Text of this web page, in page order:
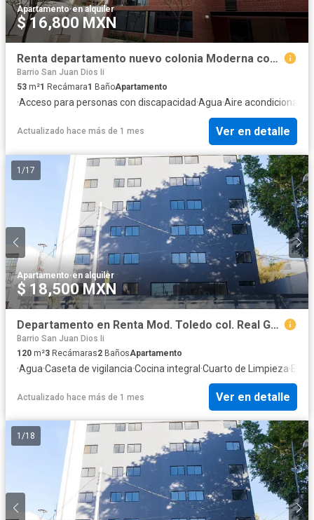
Apartamento·en alquiler
$ 16,800 MXN
Renta departamento nuevo colonia Moderna con Balcón y 2 Cocheras
Barrio San Juan Dios Ii
53 m²1 Recámara1 BañoApartamento
·Acceso para personas con discapacidad·Agua·Aire acondicionado
Actualizado hace más de 1 mes Ver en detalle
1 /17
Apartamento·en alquiler
$ 18,500 MXN
Departamento en Renta Mod. Toledo col. Real Guadalajara
Barrio San Juan Dios Ii
120 m²3 Recámaras2 BañosApartamento
·Agua·Caseta de vigilancia·Cocina integral ·Cuarto de Limpieza·
Actualizado hace más de 1 mes Ver en detalle
1 /18